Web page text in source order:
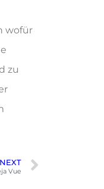
wofür
zu
NEXT
Vue